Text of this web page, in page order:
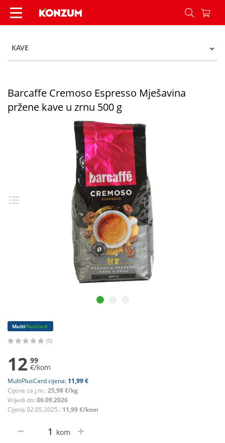
Barcaffe Cremoso Espresso Mješavina pržene
KAVE
Barcaffe Cremoso Espresso Mješavina
pržene kave u zrnu 500 g
MultiPlusCard
(0)
12 99
€/kom
MultiPlusCard cijena: 11,99 €
Cijena za j.m.: 25,98 €/kg
Vrijedi do: 06.09.2026
Cijena 02.05.2025.: 11,99 €/kom
kom